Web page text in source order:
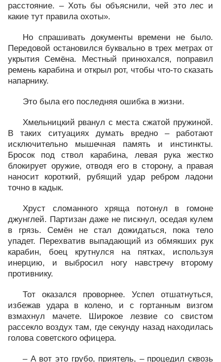
расстояние. – Хоть бы объяснили, чей это лес и
какие тут правила охоты».
Но спрашивать документы времени не было.
Передовой остановился буквально в трех метрах от
укрытия Семёна. Местный принюхался, поправил
ремень карабина и открыл рот, чтобы что-то сказать
напарнику.
Это была его последняя ошибка в жизни.
Хмельницкий рванул с места сжатой пружиной.
В таких ситуациях думать вредно – работают
исключительно мышечная память и инстинкты.
Бросок под ствол карабина, левая рука жестко
блокирует оружие, отводя его в сторону, а правая
наносит короткий, рубящий удар ребром ладони
точно в кадык.
Хруст сломанного хряща потонул в гомоне
джунглей. Партизан даже не пискнул, оседая кулем
в грязь. Семён не стал дожидаться, пока тело
упадет. Перехватив выпадающий из обмякших рук
карабин, боец крутнулся на пятках, используя
инерцию, и выбросил ногу навстречу второму
противнику.
Тот оказался проворнее. Успел отшатнуться,
избежав удара в колено, и с гортанным визгом
взмахнул мачете. Широкое лезвие со свистом
рассекло воздух там, где секунду назад находилась
голова советского офицера.
– А вот это грубо, приятель, – процедил сквозь